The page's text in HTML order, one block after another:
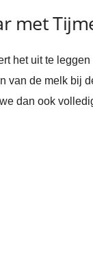
met
het uit te
van de melk bij
dan ook